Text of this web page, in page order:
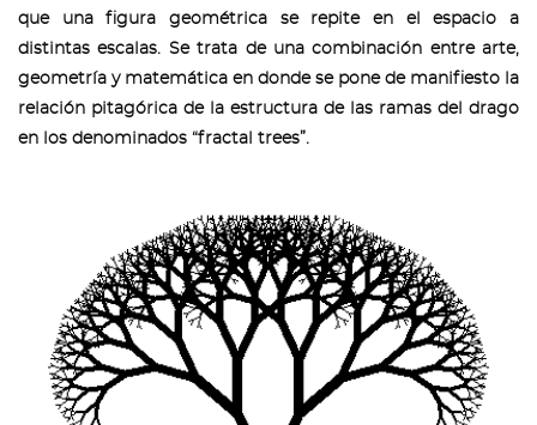
que una figura geométrica se repite en el espacio a
distintas escalas. Se trata de una combinación entre arte,
geometría y matemática en donde se pone de manifiesto la
relación pitagórica de la estructura de las ramas del drago
en los denominados “fractal trees”.